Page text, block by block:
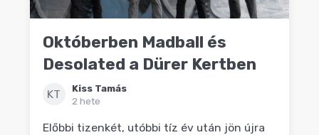
Októberben Madball és
Desolated a Dürer Kertben
KT
Kiss Tamás
2 hete
Előbbi tizenkét, utóbbi tíz év után jön újra